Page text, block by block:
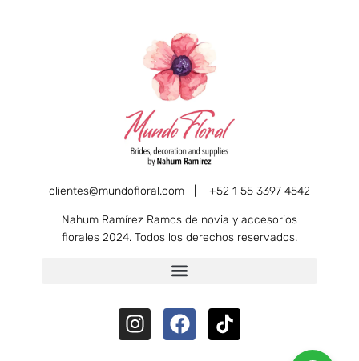
clientes@mundofloral.com | +52 1 55 3397 4542
Nahum Ramírez Ramos de novia y accesorios
florales 2024. Todos los derechos reservados.